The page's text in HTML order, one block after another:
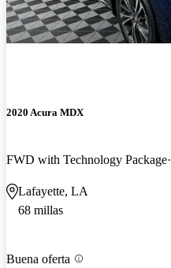
2020 Acura MDX
FWD with Technology Package
Lafayette, LA
68 millas
Buena oferta